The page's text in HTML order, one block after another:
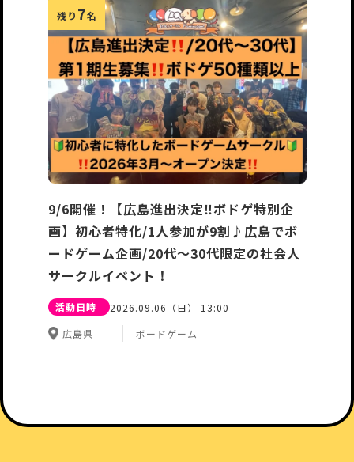
残り 7名
9/6開催！【広島進出決定‼️ボドゲ特別企
画】初心者特化/1人参加が9割♪広島でボ
ードゲーム企画/20代〜30代限定の社会人
サークルイベント！
活動日時
2026.09.06（日） 13:00
広島県
ボードゲーム